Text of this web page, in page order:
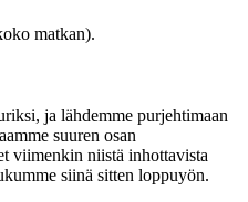
matkan).
ja lähdemme purjehtimaan
suuren osan
viimenkin niistä inhottavista
siinä sitten loppuyön.